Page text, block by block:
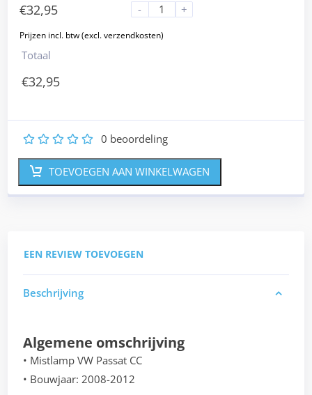
€32,95
-
+
Totaal
€32,95
5
4
3
2 0 beoordeling
TOEVOEGEN AAN WINKELWAGEN
EEN REVIEW TOEVOEGEN
Beschrijving
Algemene omschrijving
• Mistlamp VW Passat CC
• Bouwjaar: 2008-2012